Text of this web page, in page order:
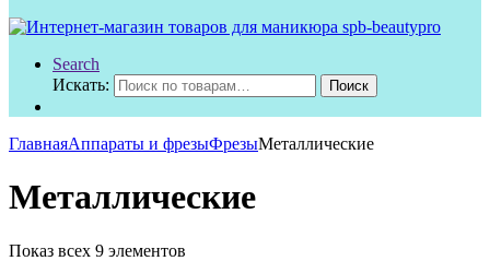
Search
Искать:
Поиск
ГлавнаяАппараты и фрезыФрезыМеталлические
Металлические
Показ всех 9 элементов